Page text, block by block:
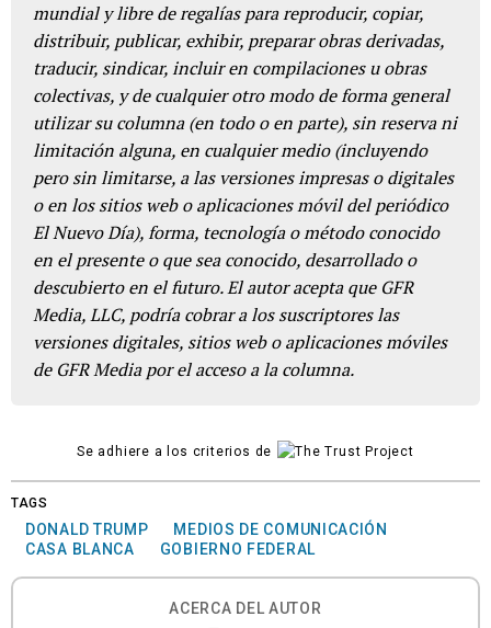
mundial y libre de regalías para reproducir, copiar,
distribuir, publicar, exhibir, preparar obras derivadas,
traducir, sindicar, incluir en compilaciones u obras
colectivas, y de cualquier otro modo de forma general
utilizar su columna (en todo o en parte), sin reserva ni
limitación alguna, en cualquier medio (incluyendo
pero sin limitarse, a las versiones impresas o digitales
o en los sitios web o aplicaciones móvil del periódico
El Nuevo Día), forma, tecnología o método conocido
en el presente o que sea conocido, desarrollado o
descubierto en el futuro. El autor acepta que GFR
Media, LLC, podría cobrar a los suscriptores las
versiones digitales, sitios web o aplicaciones móviles
de GFR Media por el acceso a la columna.
Se adhiere a los criterios de
TAGS
DONALD TRUMP
MEDIOS DE COMUNICACIÓN
CASA BLANCA
GOBIERNO FEDERAL
ACERCA DEL AUTOR